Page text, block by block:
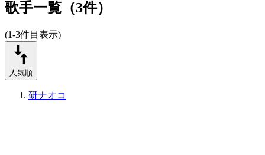
歌手一覧（3件）
(1-3件目表示)
人気順
研ナオコ